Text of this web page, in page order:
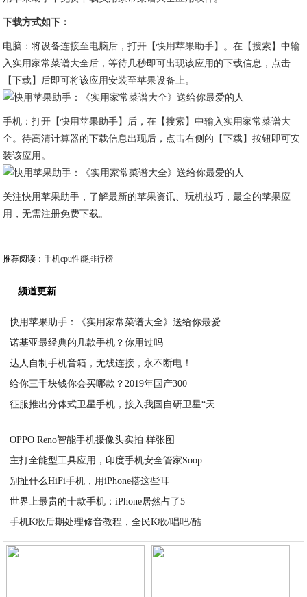
下载方式如下：
电脑：将设备连接至电脑后，打开【快用苹果助手】。在【搜索】中输
入实用家常菜谱大全后，等待几秒即可出现该应用的下载信息，点击
【下载】后即可将该应用安装至苹果设备上。
手机：打开【快用苹果助手】后，在【搜索】中输入实用家常菜谱大
全。待高清计算器的下载信息出现后，点击右侧的【下载】按钮即可安
装该应用。
关注快用苹果助手，了解最新的苹果资讯、玩机技巧，最全的苹果应
用，无需注册免费下载。
推荐阅读：手机cpu性能排行榜
频道更新
快用苹果助手：《实用家常菜谱大全》送给你最爱
诺基亚最经典的几款手机？你用过吗
达人自制手机音箱，无线连接，永不断电！
给你三千块钱你会买哪款？2019年国产300
征服推出分体式卫星手机，接入我国自研卫星“天
OPPO Reno智能手机摄像头实拍 样张图
主打全能型工具应用，印度手机安全管家Soop
别扯什么HiFi手机，用iPhone搭这些耳
世界上最贵的十款手机：iPhone居然占了5
手机K歌后期处理修音教程，全民K歌/唱吧/酷
2020-06-06